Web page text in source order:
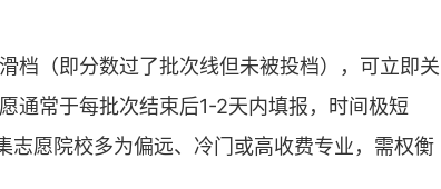
（即分数过了批次线但未被投档），可立即关
通常于每批次结束后1-2天内填报，时间极短
志愿院校多为偏远、冷门或高收费专业，需权衡